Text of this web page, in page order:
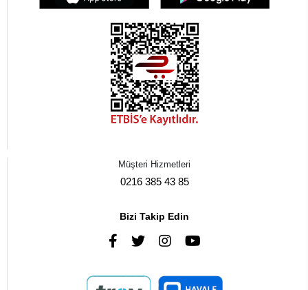
Müşteri Hizmetleri
0216 385 43 85
Bizi Takip Edin